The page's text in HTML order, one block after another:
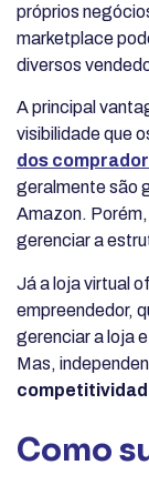
próprios
marketplace
diversos
A principal
visibilidade que
dos
geralmente são
Amazon.
gerenciar a
Já a loja virtual
empreendedor,
gerenciar a loja
Mas,
Como